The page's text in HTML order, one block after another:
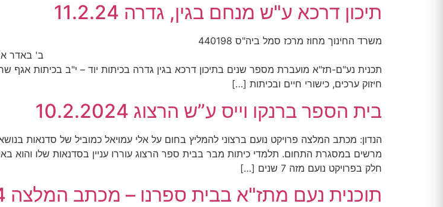
תיכון דרכא ע"ש מנחם בגין, גדרה 11.2.24
ב' באדר א' תשפ"ד לכל מאן דבעי הנדון:
תכנית נע"ם-תז"א מועברת מספר שנים בתיכון דרכא בגין גדרה בכיתות יוד – י"ב בכיתות
חיזוק ערכים, כישורי חיים ובכיתות […]
בית הספר ברנקו וייס ע”ש הרצוג 10.2.2024
הנדון: מכתב המלצה פרויקט נועם ברצוני להמליץ בחום על אלי עמויאל כמוביל של סדנאות
מרשים במסגרת התחום. תלמדי כיתות מבר בבית ספר הרצוג עוררו עניין בסדנאות שלו והוא
חלק בפרויקט נועם מזה 7 שנים […]
תוכנית נעם מתז"א בבית ספרנו – מכתב המלצה 12.2.24